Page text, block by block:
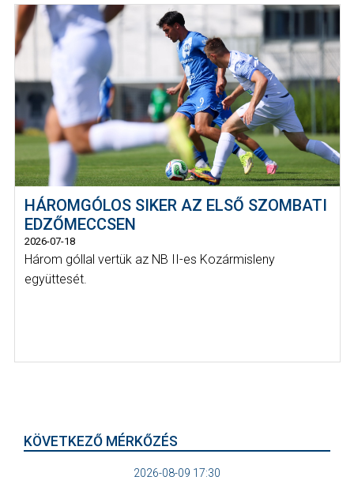
HÁROMGÓLOS SIKER AZ ELSŐ SZOMBATI
EDZŐMECCSEN
2026-07-18
Három góllal vertük az NB II-es Kozármisleny
együttesét.
KÖVETKEZŐ MÉRKŐZÉS
2026-08-09 17:30